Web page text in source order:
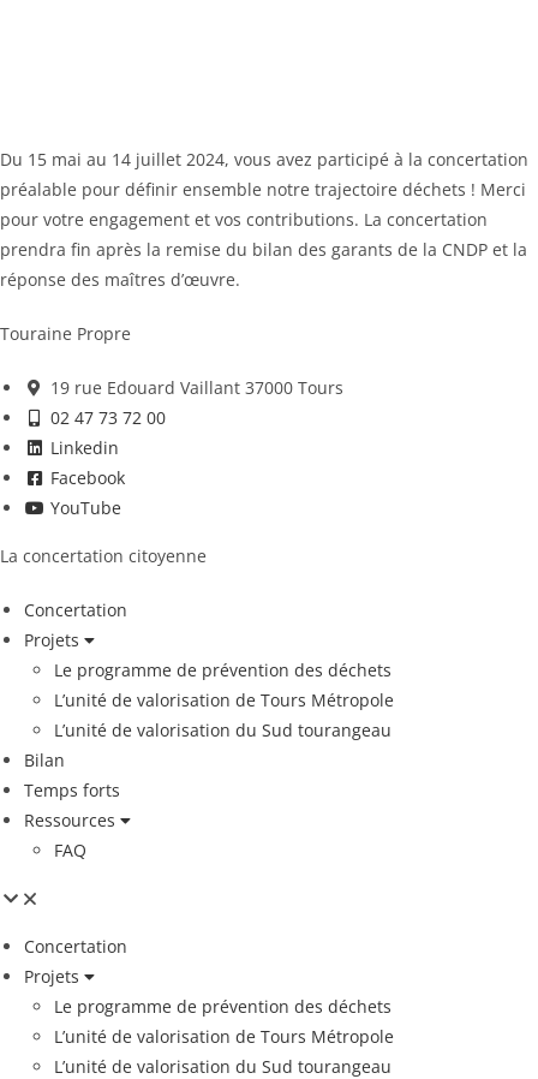
Du 15 mai au 14 juillet 2024, vous avez participé à la concertation
préalable pour définir ensemble notre trajectoire déchets ! Merci
pour votre engagement et vos contributions. La concertation
prendra fin après la remise du bilan des garants de la CNDP et la
réponse des maîtres d’œuvre.
Touraine Propre
19 rue Edouard Vaillant 37000 Tours
02 47 73 72 00
Linkedin
Facebook
YouTube
La concertation citoyenne
Concertation
Projets
Le programme de prévention des déchets
L’unité de valorisation de Tours Métropole
L’unité de valorisation du Sud tourangeau
Bilan
Temps forts
Ressources
FAQ
Concertation
Projets
Le programme de prévention des déchets
L’unité de valorisation de Tours Métropole
L’unité de valorisation du Sud tourangeau